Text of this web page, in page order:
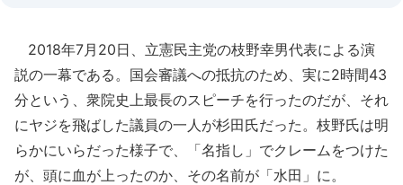
2018年7月20日、立憲民主党の枝野幸男代表による演
説の一幕である。国会審議への抵抗のため、実に2時間43
分という、衆院史上最長のスピーチを行ったのだが、それ
にヤジを飛ばした議員の一人が杉田氏だった。枝野氏は明
らかにいらだった様子で、「名指し」でクレームをつけた
が、頭に血が上ったのか、その名前が「水田」に。